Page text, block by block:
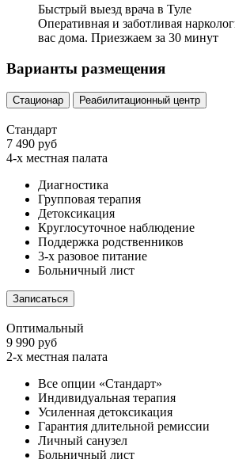
Быстрый выезд врача в Туле
Оперативная и заботливая
вас дома. Приезжаем за 30 минут
Варианты размещения
Стационар Реабилитационный центр
Стандарт
7 490 руб
4-х местная палата
Диагностика
Групповая терапия
Детоксикация
Круглосуточное наблюдение
Поддержка родственников
3-х разовое питание
Больничный лист
Записаться
Оптимальный
9 990 руб
2-х местная палата
Все опции «Стандарт»
Индивидуальная терапия
Усиленная детоксикация
Гарантия длительной ремиссии
Личный санузел
Больничный лист